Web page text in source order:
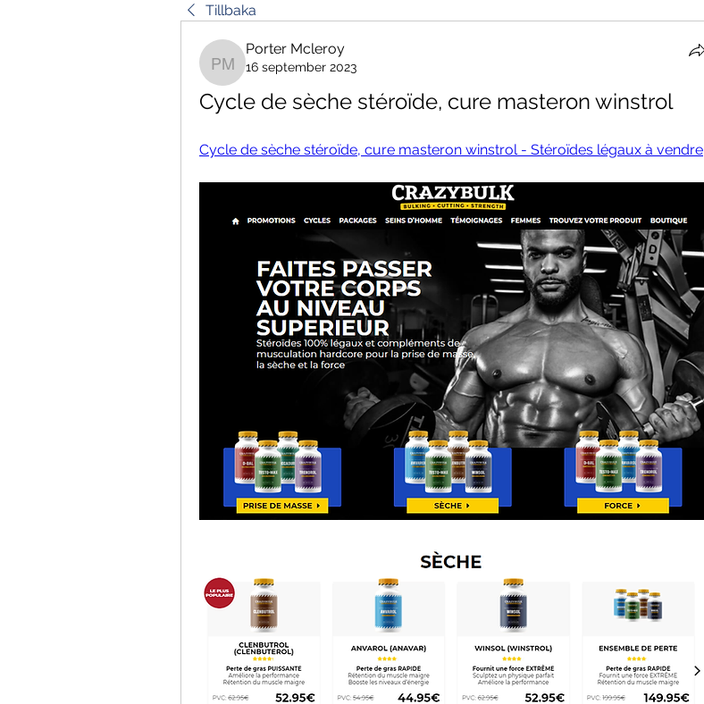
Tillbaka
Porter Mcleroy
Porter Mcleroy
16 september 2023
Cycle de sèche stéroïde, cure masteron winstrol
Cycle de sèche stéroïde, cure masteron winstrol - Stéroïdes légaux à vendre